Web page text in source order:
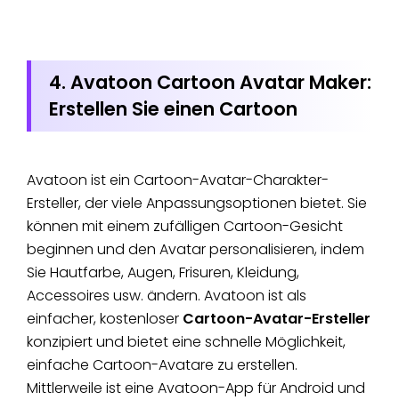
4. Avatoon Cartoon Avatar Maker:
Erstellen Sie einen Cartoon
Avatoon ist ein Cartoon-Avatar-Charakter-
Ersteller, der viele Anpassungsoptionen bietet. Sie
können mit einem zufälligen Cartoon-Gesicht
beginnen und den Avatar personalisieren, indem
Sie Hautfarbe, Augen, Frisuren, Kleidung,
Accessoires usw. ändern. Avatoon ist als
einfacher, kostenloser Cartoon-Avatar-Ersteller
konzipiert und bietet eine schnelle Möglichkeit,
einfache Cartoon-Avatare zu erstellen.
Mittlerweile ist eine Avatoon-App für Android und